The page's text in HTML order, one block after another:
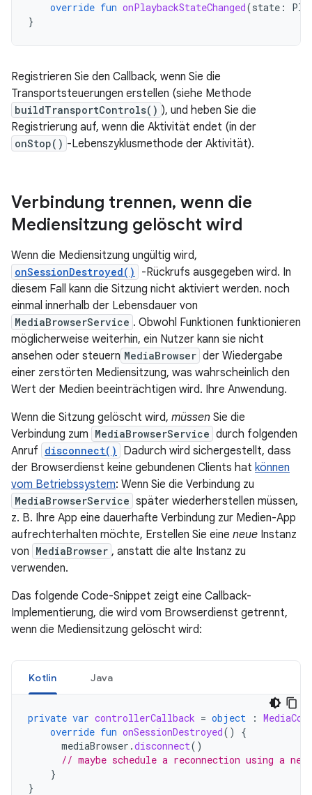
override fun onPlaybackStateChanged(state :
}
Registrieren Sie den Callback, wenn Sie die
Transportsteuerungen erstellen (siehe Methode
buildTransportControls() ), und heben Sie die
Registrierung auf, wenn die Aktivität endet (in der
onStop() -Lebenszyklusmethode der Aktivität).
Verbindung trennen, wenn die
Mediensitzung gelöscht wird
Wenn die Mediensitzung ungültig wird,
onSessionDestroyed()
-Rückrufs ausgegeben wird. In
diesem Fall kann die Sitzung nicht aktiviert werden. noch
einmal innerhalb der Lebensdauer von
MediaBrowserService . Obwohl Funktionen funktionieren
möglicherweise weiterhin, ein Nutzer kann sie nicht
ansehen oder steuern MediaBrowser der Wiedergabe
einer zerstörten Mediensitzung, was wahrscheinlich den
Wert der Medien beeinträchtigen wird. Ihre Anwendung.
Wenn die Sitzung gelöscht wird, müssen Sie die
Verbindung zum MediaBrowserService durch folgenden
Anruf disconnect()
Dadurch wird sichergestellt, dass
der Browserdienst keine gebundenen Clients hat können
vom Betriebssystem: Wenn Sie die Verbindung zu
MediaBrowserService später wiederherstellen müssen,
z. B. Ihre App eine dauerhafte Verbindung zur Medien-App
aufrechterhalten möchte, Erstellen Sie eine neue Instanz
von MediaBrowser , anstatt die alte Instanz zu
verwenden.
Das folgende Code-Snippet zeigt eine Callback-
Implementierung, die wird vom Browserdienst getrennt,
wenn die Mediensitzung gelöscht wird:
Kotlin Java
private var controllerCallback = object :
override fun onSessionDestroyed()
{
mediaBrowser .disconnect()
// maybe schedule a reconnection using a new
}
}